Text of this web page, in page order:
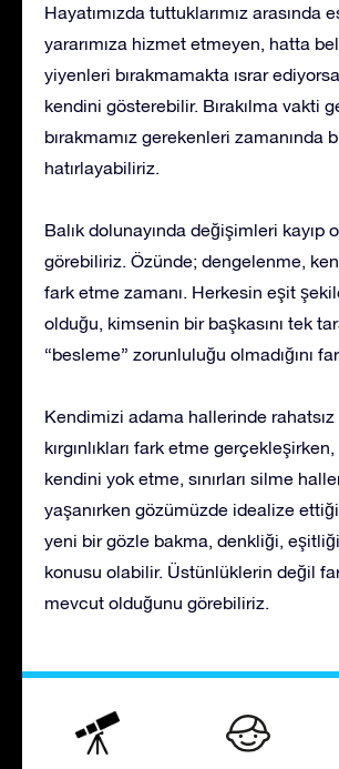
Hayatımızda tuttuklarımız arasında
yararımıza hizmet etmeyen, hatta
yiyenleri bırakmamakta ısrar
kendini gösterebilir. Bırakılma vakti
bırakmamız gerekenleri zamanında
hatırlayabiliriz.
Balık dolunayında değişimleri kayıp
görebiliriz. Özünde; dengelenme,
fark etme zamanı. Herkesin eşit
olduğu, kimsenin bir başkasını tek
“besleme” zorunluluğu olmadığını
Kendimizi adama hallerinde rahatsız
kırgınlıkları fark etme gerçekleşirken,
kendini yok etme, sınırları silme
yaşanırken gözümüzde idealize
yeni bir gözle bakma, denkliği,
konusu olabilir. Üstünlüklerin değil
mevcut olduğunu görebiliriz.